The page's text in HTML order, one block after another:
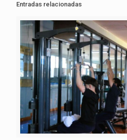
Entradas relacionadas